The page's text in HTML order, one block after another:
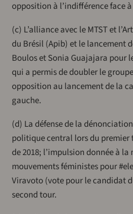
opposition à l’indifférence face
(c) L’alliance avec le MTST et
du Brésil (Apib) et le lancement
Boulos et Sonia Guajajara pour
qui a permis de doubler le
opposition au lancement de la
gauche.
(d) La défense de la
politique central lors du
de 2018; l’impulsion donnée à
mouvements féministes pour
Viravoto (vote pour le candidat
second tour.